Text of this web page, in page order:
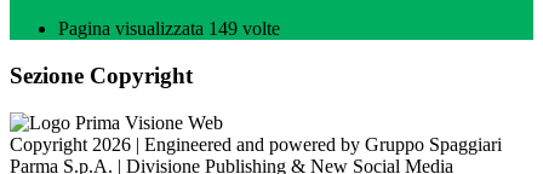
Pagina visualizzata 149 volte
Sezione Copyright
Copyright 2026 | Engineered and powered by Gruppo Spaggiari
Parma S.p.A. | Divisione Publishing & New Social Media